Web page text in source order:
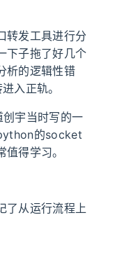
转发工具进行分
下子拖了好几个
析的逻辑性错
入正轨。
宇当时写的一
的socket
得学习。
了从运行流程上